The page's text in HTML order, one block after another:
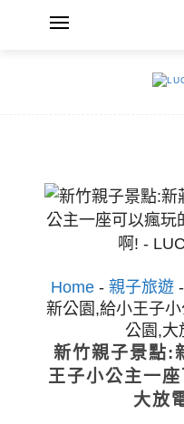
Home- 親子旅遊-
新公園,給小王子
公園,大
新竹親子景點:
王子小公主一
大放